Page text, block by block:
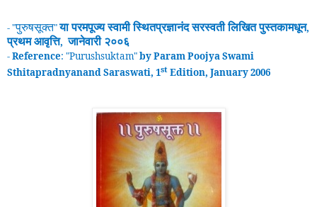
- "पुरुषसूक्त"या परमपूज्य स्वामीस्थितप्रज्ञानंदसरस्वती लिखित पुस्तकामधून,
प्रथमआवृत्ति, जानेवारी २००६
-Reference: "Purushsuktam"by Param Poojya Swami
Sthitapradnyanand Saraswati, 1st Edition, January 2006